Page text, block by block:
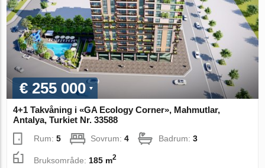
€ 255 000
4+1 Takvåning i «GA Ecology Corner», Mahmutlar,
Antalya, Turkiet Nr. 33588
Rum:5 Sovrum:4 Badrum:3
Bruksområde: 185 m2